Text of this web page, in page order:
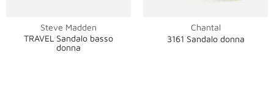
Steve Madden
TRAVEL Sandalo basso
donna
Chantal
3161 Sandalo donna